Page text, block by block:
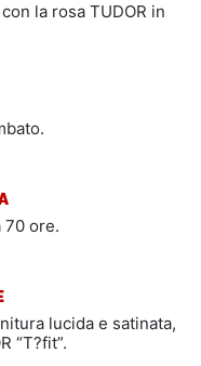
la rosa TUDOR in
70 ore.
lucida e satinata,
“T?fit”.